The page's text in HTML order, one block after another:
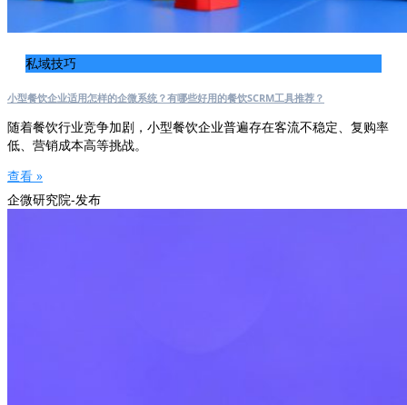
私域技巧
小型餐饮企业适用怎样的企微系统？有哪些好用的餐饮SCRM工具推荐？
随着餐饮行业竞争加剧，小型餐饮企业普遍存在客流不稳定、复购率
低、营销成本高等挑战。
查看 »
企微研究院-发布